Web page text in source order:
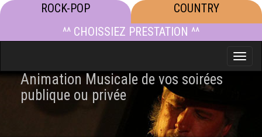
ROCK-POP
COUNTRY
^^ CHOISSIEZ PRESTATION ^^
Toggle
Animation Musicale de vos soirées
publique ou privée